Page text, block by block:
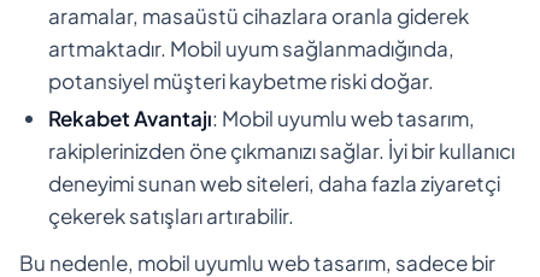
aramalar, masaüstü cihazlara oranla giderek
artmaktadır. Mobil uyum sağlanmadığında,
potansiyel müşteri kaybetme riski doğar.
Rekabet Avantajı: Mobil uyumlu web tasarım,
rakiplerinizden öne çıkmanızı sağlar. İyi bir kullanıcı
deneyimi sunan web siteleri, daha fazla ziyaretçi
çekerek satışları artırabilir.
Bu nedenle, mobil uyumlu web tasarım, sadece bir